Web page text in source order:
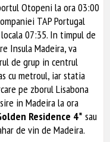
Otopeni la ora 03:00
TAP Portugal
07:35. In timpul de
Insula Madeira, va
de grup in centrul
cu metroul, iar statia
pe zborul Lisabona
in Madeira la ora
Residence 4* sau
de vin de Madeira.